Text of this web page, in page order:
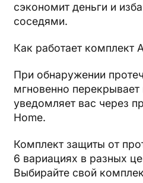
сэкономит деньги и
соседями.
Как работает комплект
При обнаружении
мгновенно
уведомляет вас через
Home.
Комплект защиты от
6 вариациях в разных
Выбирайте свой